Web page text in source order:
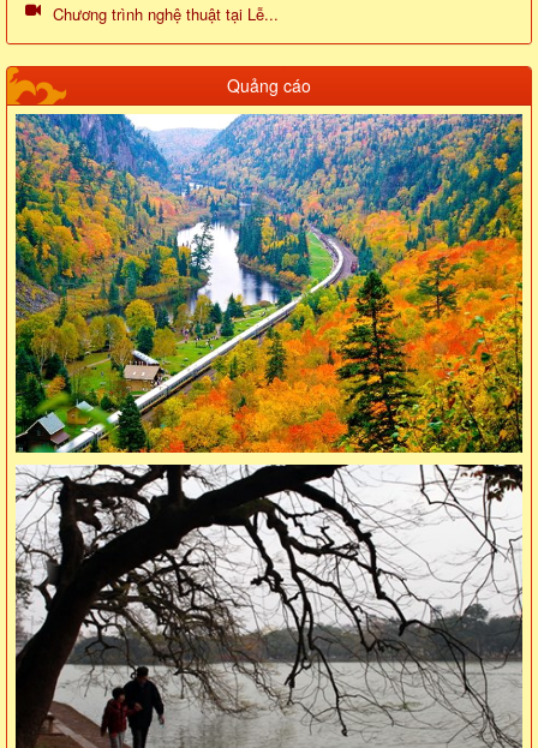
Chương trình nghệ thuật tại Lễ...
Quảng cáo